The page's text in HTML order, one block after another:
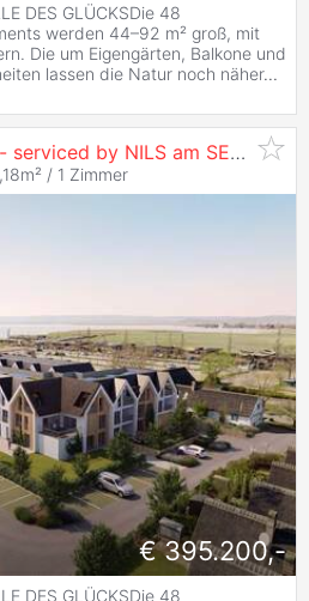
DES GLÜCKSDie 48
werden 44–92 m² groß, mit
Die um Eigengärten, Balkone und
lassen die Natur noch näher...
- serviced by NILS am SEE (provisionsfrei)
/ 1 Zimmer
€ 395.200,-
DES GLÜCKSDie 48